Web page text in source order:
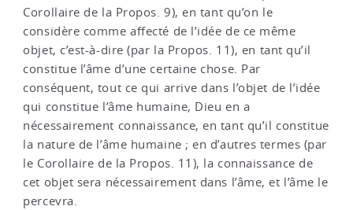
Corollaire de la Propos. 9), en tant qu’on le
considère comme affecté de l’idée de ce même
objet, c’est-à-dire (par la Propos. 11), en tant qu’il
constitue l’âme d’une certaine chose. Par
conséquent, tout ce qui arrive dans l’objet de l’idée
qui constitue l’âme humaine, Dieu en a
nécessairement connaissance, en tant qu’il constitue
la nature de l’âme humaine ; en d’autres termes (par
le Corollaire de la Propos. 11), la connaissance de
cet objet sera nécessairement dans l’âme, et l’âme le
percevra.